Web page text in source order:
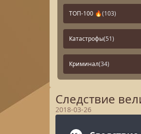
ТОП-100 🔥(103)
Катастрофы(51)
Криминал(34)
Следствие
2018-03-26